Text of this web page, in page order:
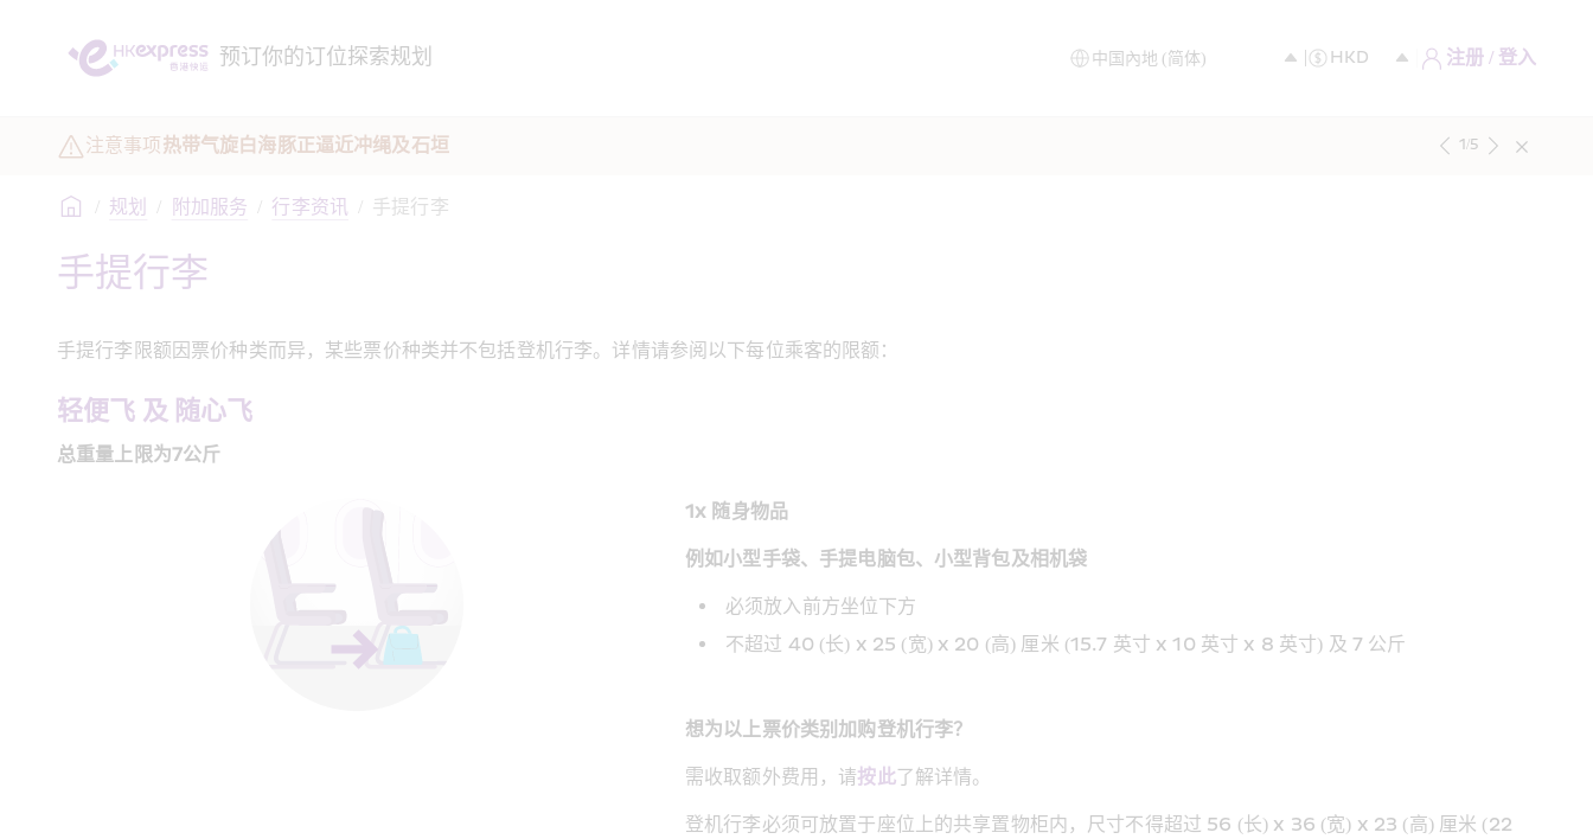
预订你的订位探索规划 注册 / 登入
注意事项热带气旋白海豚正逼近冲绳及石垣 1/5
/ 规划 / 附加服务 / 行李资讯 / 手提行李
手提行李
手提行李限额因票价种类而异，某些票价种类并不包括登机行李。详情请参阅以下每位乘客的限额：
轻便飞 及 随心飞
总重量上限为7公斤
1x 随身物品
例如小型手袋、手提电脑包、小型背包及相机袋
必须放入前方坐位下方
不超过 40 (长) x 25 (宽) x 20 (高) 厘米 (15.7 英寸 x 10 英寸 x 8 英寸) 及 7 公斤
想为以上票价类别加购登机行李？
需收取额外费用，请按此了解详情。
登机行李必须可放置于座位上的共享置物柜内，尺寸不得超过 56 (长) x 36 (宽) x 23 (高) 厘米 (22